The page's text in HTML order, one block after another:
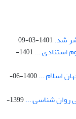
1401-03-09
1401-
1400-06-
روان شناسی ...
1399-